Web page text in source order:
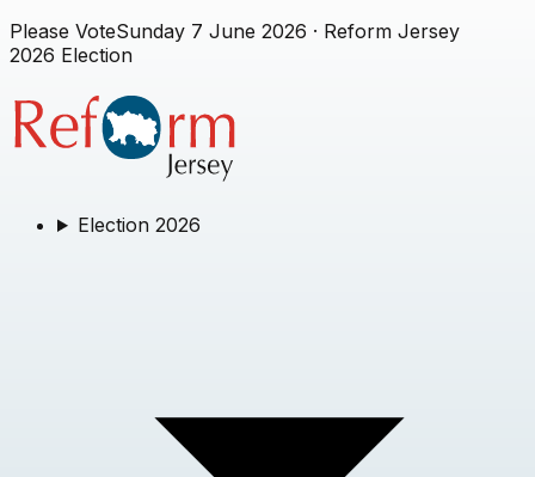
Please VoteSunday 7 June 2026 · Reform Jersey
2026 Election
Election 2026